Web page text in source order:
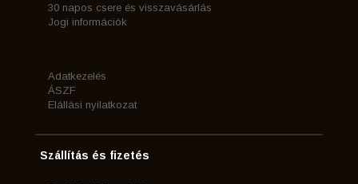
30 napos csere és visszavásárlás
Jogi információk
Adatkezelés
ÁSZF
Elállási nyilatkozat
Szállítás és fizetés